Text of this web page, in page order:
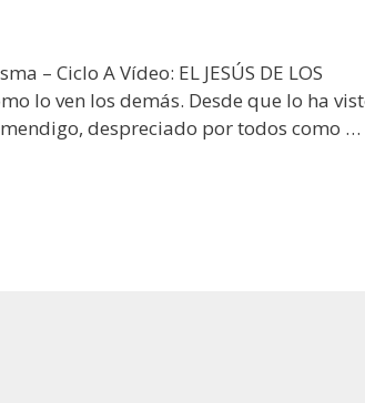
– Ciclo A Vídeo: EL JESÚS DE LOS
lo ven los demás. Desde que lo ha
despreciado por todos como …